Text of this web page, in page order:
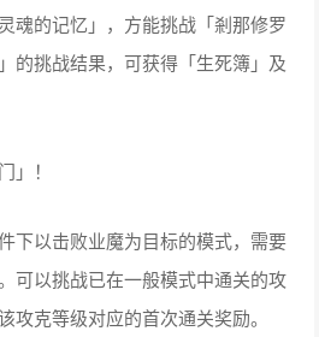
魂的记忆」，方能挑战「剎那修罗
的挑战结果，可获得「生死簿」及
」！
下以击败业魔为目标的模式，需要
可以挑战已在一般模式中通关的攻
攻克等级对应的首次通关奖励。